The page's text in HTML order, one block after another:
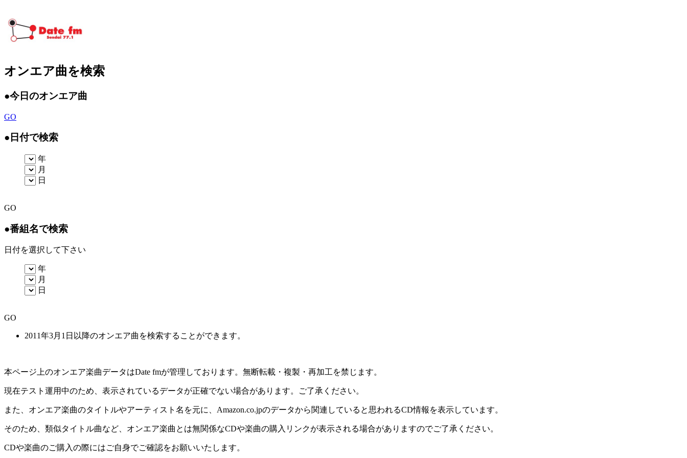
オンエア曲を検索
●今日のオンエア曲
GO
● 日付で検索
年
月
日
GO
●番組名で検索
日付を選択して下さい
年
月
日
GO
2011年3月1日以降のオンエア曲を検索することができます。
本ページ上のオンエア楽曲データはDate fmが管理しております。無断転載・複製・再加工を禁じます。
現在テスト運用中のため、表示されているデータが正確でない場合があります。ご了承ください。
また、オンエア楽曲のタイトルやアーティスト名を元に、Amazon.co.jpのデータから関連していると思われるCD情報を表示しています。
そのため、類似タイトル曲など、オンエア楽曲とは無関係なCDや楽曲の購入リンクが表示される場合がありますのでご了承ください。
CDや楽曲のご購入の際にはご自身でご確認をお願いいたします。